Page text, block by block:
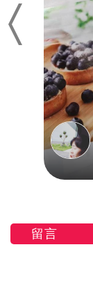
Previous
留言